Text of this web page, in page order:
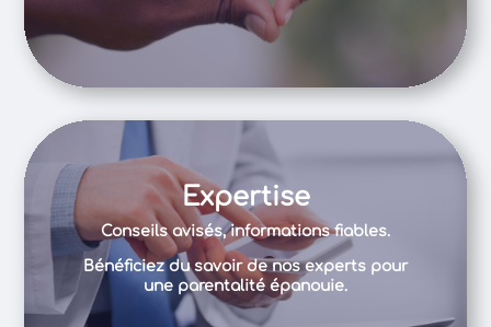
Expertise
Conseils avisés, informations fiables.
Bénéficiez du savoir de nos experts pour
une parentalité épanouie.